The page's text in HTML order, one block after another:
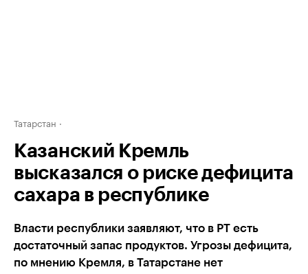
Татарстан
Казанский Кремль
высказался о риске дефицита
сахара в республике
Власти республики заявляют, что в РТ есть
достаточный запас продуктов. Угрозы дефицита,
по мнению Кремля, в Татарстане нет